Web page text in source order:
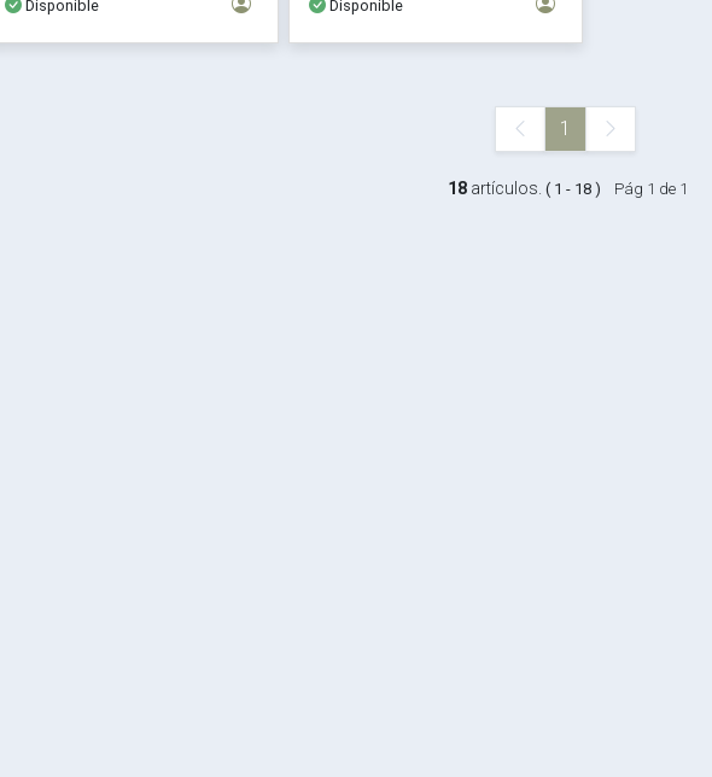
Disponible Disponible
1
18 artículos.( 1 - 18 ) Pág 1 de 1